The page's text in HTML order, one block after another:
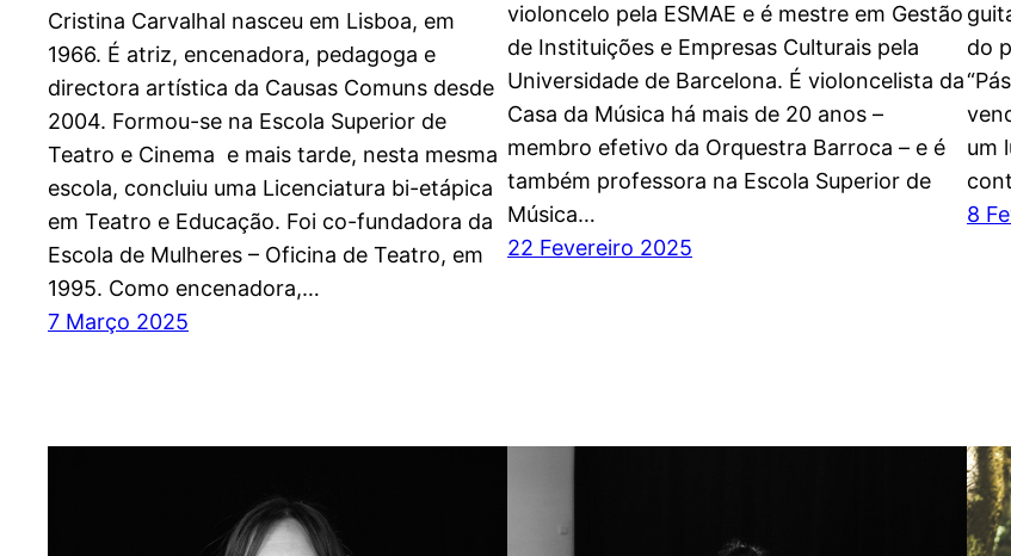
Cristina Carvalhal nasceu em Lisboa, em
1966. É atriz, encenadora, pedagoga e
directora artística da Causas Comuns desde
2004. Formou-se na Escola Superior de
Teatro e Cinema e mais tarde, nesta mesma
escola, concluiu uma Licenciatura bi-etápica
em Teatro e Educação. Foi co-fundadora da
Escola de Mulheres – Oficina de Teatro, em
1995. Como encenadora,…
7 Março 2025
violoncelo pela ESMAE e é mestre em Gestão
de Instituições e Empresas Culturais pela
Universidade de Barcelona. É violoncelista da
Casa da Música há mais de 20 anos –
membro efetivo da Orquestra Barroca – e é
também professora na Escola Superior de
Música…
22 Fevereiro 2025
do
um
8